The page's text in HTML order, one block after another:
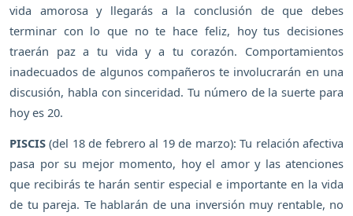
vida amorosa y llegarás a la conclusión de que debes
terminar con lo que no te hace feliz, hoy tus decisiones
traerán paz a tu vida y a tu corazón. Comportamientos
inadecuados de algunos compañeros te involucrarán en una
discusión, habla con sinceridad. Tu número de la suerte para
hoy es 20.
PISCIS (del 18 de febrero al 19 de marzo): Tu relación afectiva
pasa por su mejor momento, hoy el amor y las atenciones
que recibirás te harán sentir especial e importante en la vida
de tu pareja. Te hablarán de una inversión muy rentable, no